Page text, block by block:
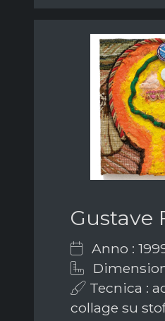
Gustave
Anno :
Tecnica :
collage su